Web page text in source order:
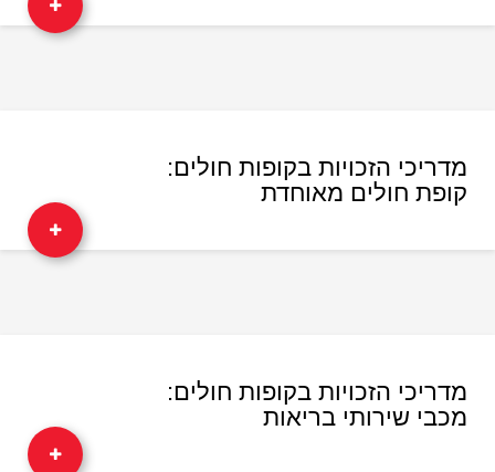
מדריכי הזכויות בקופות חולים:
קופת חולים מאוחדת
מדריכי הזכויות בקופות חולים:
מכבי שירותי בריאות